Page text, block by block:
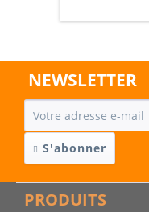
NEWSLETTER
S'abonner
PRODUITS